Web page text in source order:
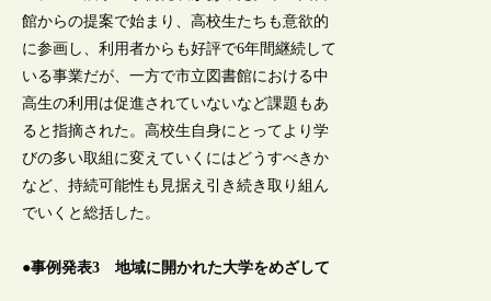
館からの提案で始まり、高校生たちも意欲的
に参画し、利用者からも好評で6年間継続して
いる事業だが、一方で市立図書館における中
高生の利用は促進されていないなど課題もあ
ると指摘された。高校生自身にとってより学
びの多い取組に変えていくにはどうすべきか
など、持続可能性も見据え引き続き取り組ん
でいくと総括した。
●事例発表3 地域に開かれた大学をめざして